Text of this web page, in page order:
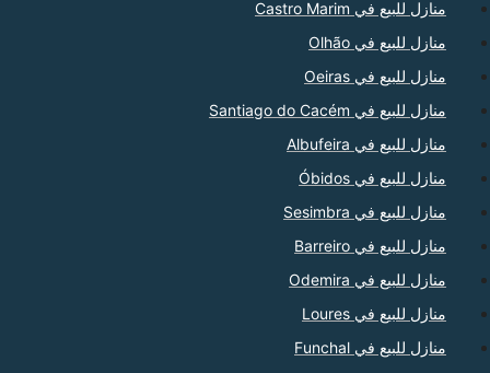
منازل للبيع في Castro Marim
منازل للبيع في Olhão
منازل للبيع في Oeiras
منازل للبيع في Santiago do Cacém
منازل للبيع في Albufeira
منازل للبيع في Óbidos
منازل للبيع في Sesimbra
منازل للبيع في Barreiro
منازل للبيع في Odemira
منازل للبيع في Loures
منازل للبيع في Funchal